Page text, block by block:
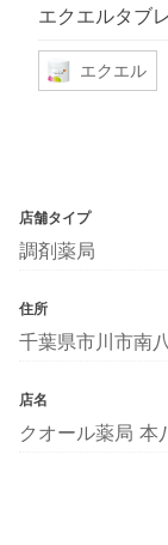
エクエルタブ
エクエル
店舗タイプ
調剤薬局
住所
千葉県市川市南
店名
クオール薬局 本